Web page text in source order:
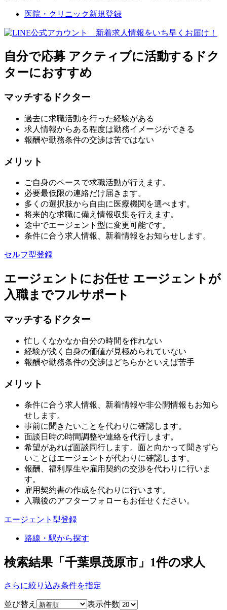
医院・クリニック新規登録
自分で応募 アクティブに活動するドク
ターにおすすめ
マッチするドクター
過去に求職活動を行った経験がある
求人情報からある程度は勤務イメージができる
報酬や勤務条件の交渉は苦ではない
メリット
ご自身のペースで求職活動が行えます。
必要最低限の連絡だけ届きます。
多くの選択肢から自由に医療機関を選べます。
将来的な求職に備え情報収集を行えます。
途中でエージェント型に変更可能です。
条件に合う求人情報、新着情報をお知らせします。
セルフ型登録
エージェントにお任せ エージェントが
入職までフルサポート
マッチするドクター
忙しくなかなか自分の時間を作れない
経験が浅く自身の価値が見極められていない
報酬や勤務条件の交渉はどちらかといえば苦手
メリット
条件に合う求人情報、新着情報や非公開情報もお知ら
せします。
事前に聞きたいことを代わりに確認します。
面談日時の時間調整や連絡を代行します。
希望があれば面談同行します。面と向かって聞きずら
いことはエージェントが代わりに確認します。
報酬、福利厚生や雇用契約の交渉を代わりに行いま
す。
雇用契約書の作成を代わりに行います。
入職後のアフターフォローもお任せください。
エージェント型登録
路線・駅から探す
検索結果「千葉県茂原市」 1件の求人
さらに絞り込み条件を指定
並び替え
表示件数